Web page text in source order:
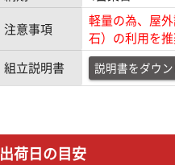
注意事項
軽量の為、屋
石）の利用を推
組立説明書
説明書をダウ
出荷日の目安